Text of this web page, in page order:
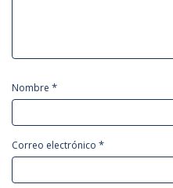
Nombre *
Correo electrónico *